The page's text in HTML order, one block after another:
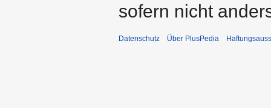
sofern nicht
Datenschutz Über PlusPedia